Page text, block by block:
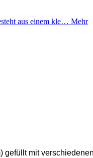
aus einem kle… Mehr
gefüllt mit